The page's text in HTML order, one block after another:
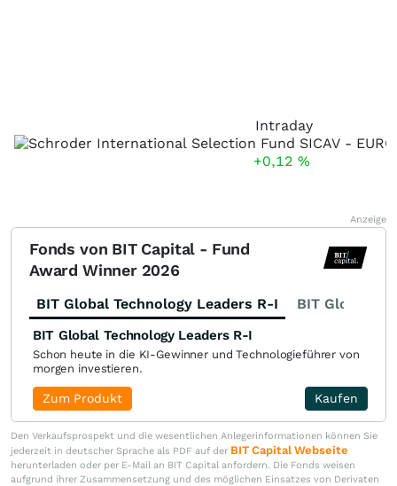
Intraday
+0,12 %
Anzeige
Fonds von BIT Capital - Fund
Award Winner 2026
BIT Global Technology Leaders R-I BIT Global
BIT Global Technology Leaders R-I
Schon heute in die KI-Gewinner und Technologieführer von
morgen investieren.
Kaufen
Zum Produkt
Den Verkaufsprospekt und die wesentlichen Anlegerinformationen können Sie
jederzeit in deutscher Sprache als PDF auf der BIT Capital Webseite
herunterladen oder per E-Mail an BIT Capital anfordern. Die Fonds weisen
aufgrund ihrer Zusammensetzung und des möglichen Einsatzes von Derivaten